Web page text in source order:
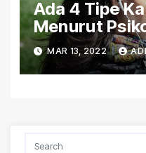
Ada 4 Tipe
Menurut
yang Mana
MAR 13, 2022